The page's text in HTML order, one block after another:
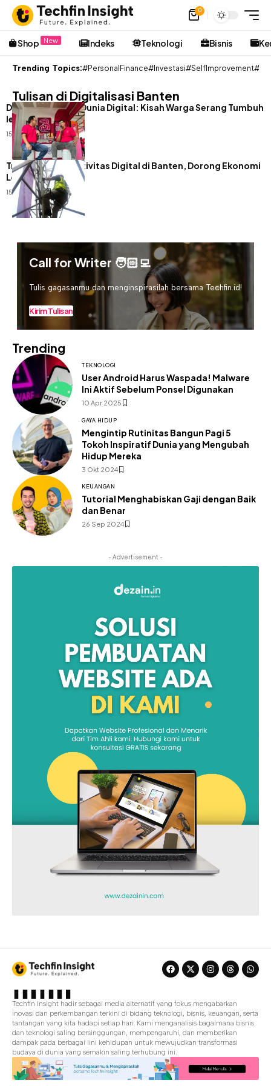
0
Shop New Indeks Teknologi Bisnis
Trending Topics:#PersonalFinance#Investasi#SelfImprovement
Tulisan di Digitalisasi Banten
Dari Kampung ke Dunia Digital: Kisah Warga Serang Tumbuh
lewat Jaringan Tri
15 Okt 2025
Tri Perkuat Konektivitas Digital di Banten, Dorong Ekonomi
Lokal Tumbuh
15 Okt 2025
Call for Writer 🧑🏻‍💻
Tulis gagasanmu dan menginspirasilah bersama Techfin.id!
Kirim Tulisan
Trending
TEKNOLOGI
User Android Harus Waspada! Malware
Ini Aktif Sebelum Ponsel Digunakan
10 Apr 2025
GAYA HIDUP
Mengintip Rutinitas Bangun Pagi 5
Tokoh Inspiratif Dunia yang Mengubah
Hidup Mereka
3 Okt 2024
KEUANGAN
Tutorial Menghabiskan Gaji dengan Baik
dan Benar
26 Sep 2024
- Advertisement -
Techfin Insight hadir sebagai media alternatif yang fokus mengabarkan
inovasi dan perkembangan terkini di bidang teknologi, bisnis, keuangan, serta
tantangan yang kita hadapi setiap hari. Kami menganalisis bagaimana bisnis
dan teknologi saling bersinggungan, mempengaruhi, dan memberikan
dampak pada berbagai lini kehidupan untuk mewujudkan transformasi
budaya di dunia yang semakin saling terhubung ini.